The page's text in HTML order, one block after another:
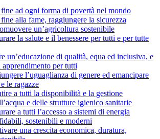
ad ogni forma di povertà nel mondo
alla fame, raggiungere la sicurezza
un’agricoltura sostenibile
la salute e il benessere per tutti e per tutte
un’educazione di qualità, equa ed inclusiva, e
per tutti
l’uguaglianza di genere ed emancipare
le ragazze
a tutti la disponibilità e la gestione
e delle strutture igienico sanitarie
a tutti l’accesso a sistemi di energia
sostenibili e moderni
una crescita economica, duratura,